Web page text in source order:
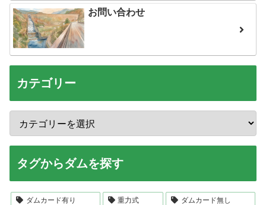
お問い合わせ
カテゴリー
タグからダムを探す
ダムカード有り 重力式 ダムカード無し